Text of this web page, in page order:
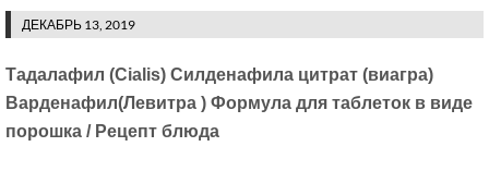
ДЕКАБРЬ 13, 2019
Тадалафил (Cialis) Силденафила цитрат (виагра)
Варденафил(Левитра ) Формула для таблеток в виде
порошка / Рецепт блюда